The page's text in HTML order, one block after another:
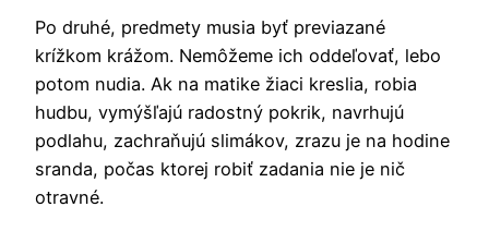
Po druhé, predmety musia byť previazané
krížkom krážom. Nemôžeme ich oddeľovať, lebo
potom nudia. Ak na matike žiaci kreslia, robia
hudbu, vymýšľajú radostný pokrik, navrhujú
podlahu, zachraňujú slimákov, zrazu je na hodine
sranda, počas ktorej robiť zadania nie je nič
otravné.